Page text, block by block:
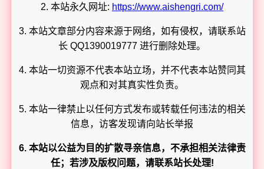
2. 本站永久网址: https://www.aishengri.com/
3. 本站文章部分内容来源于网络，如有侵权，请联系站
长 QQ1390019777 进行删除处理。
4. 本站一切资源不代表本站立场，并不代表本站赞同其
观点和对其真实性负责。
5. 本站一律禁止以任何方式发布或转载任何违法的相关
信息，访客发现请向站长举报
6. 本站以公益为目的扩散寻亲信息，不承担相关法律责
任；若涉及版权问题，请联系站长处理!